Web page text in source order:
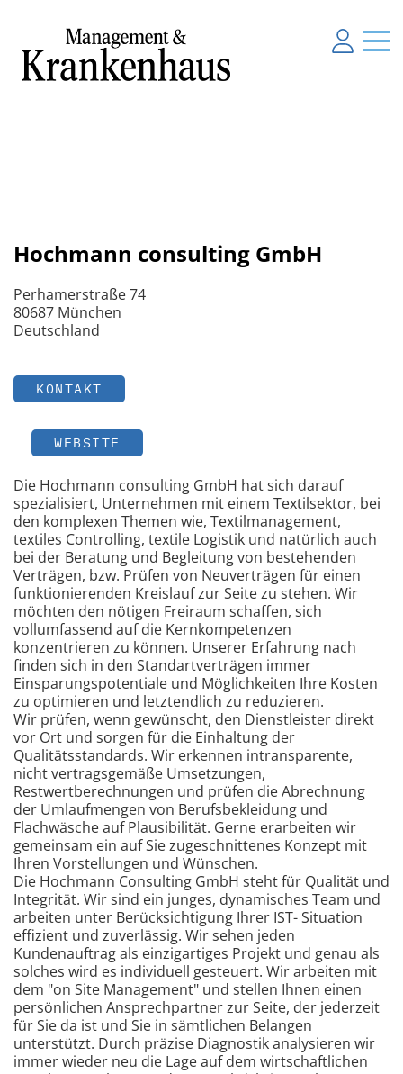
Hochmann consulting GmbH
Perhamerstraße 74
80687 München
Deutschland
KONTAKT
WEBSITE
Die Hochmann consulting GmbH hat sich darauf
spezialisiert, Unternehmen mit einem Textilsektor, bei
den komplexen Themen wie, Textilmanagement,
textiles Controlling, textile Logistik und natürlich auch
bei der Beratung und Begleitung von bestehenden
Verträgen, bzw. Prüfen von Neuverträgen für einen
funktionierenden Kreislauf zur Seite zu stehen. Wir
möchten den nötigen Freiraum schaffen, sich
vollumfassend auf die Kernkompetenzen
konzentrieren zu können. Unserer Erfahrung nach
finden sich in den Standartverträgen immer
Einsparungspotentiale und Möglichkeiten Ihre Kosten
zu optimieren und letztendlich zu reduzieren.
Wir prüfen, wenn gewünscht, den Dienstleister direkt
vor Ort und sorgen für die Einhaltung der
Qualitätsstandards. Wir erkennen intransparente,
nicht vertragsgemäße Umsetzungen,
Restwertberechnungen und prüfen die Abrechnung
der Umlaufmengen von Berufsbekleidung und
Flachwäsche auf Plausibilität. Gerne erarbeiten wir
gemeinsam ein auf Sie zugeschnittenes Konzept mit
Ihren Vorstellungen und Wünschen.
Die Hochmann Consulting GmbH steht für Qualität und
Integrität. Wir sind ein junges, dynamisches Team und
arbeiten unter Berücksichtigung Ihrer IST- Situation
effizient und zuverlässig. Wir sehen jeden
Kundenauftrag als einzigartiges Projekt und genau als
solches wird es individuell gesteuert. Wir arbeiten mit
dem "on Site Management" und stellen Ihnen einen
persönlichen Ansprechpartner zur Seite, der jederzeit
für Sie da ist und Sie in sämtlichen Belangen
unterstützt. Durch präzise Diagnostik analysieren wir
immer wieder neu die Lage auf dem wirtschaftlichen